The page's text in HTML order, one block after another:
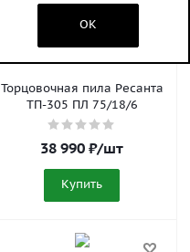
Торцовочная пила Ресанта
ТП-305 ПЛ 75/18/6
38 990 ₽/шт
Купить
OK